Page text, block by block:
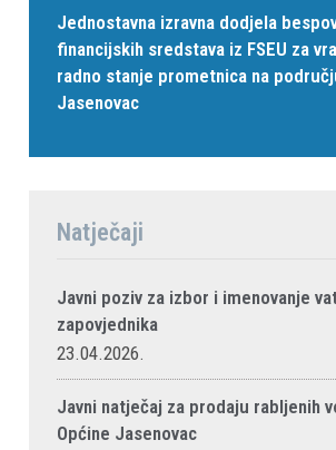
Jednostavna izravna dodjela
financijskih sredstava iz FSEU za
radno stanje prometnica na
Jasenovac
Natječaji
Javni poziv za izbor i imenovanje
zapovjednika
23.04.2026.
Javni natječaj za prodaju rabljenih
Općine Jasenovac